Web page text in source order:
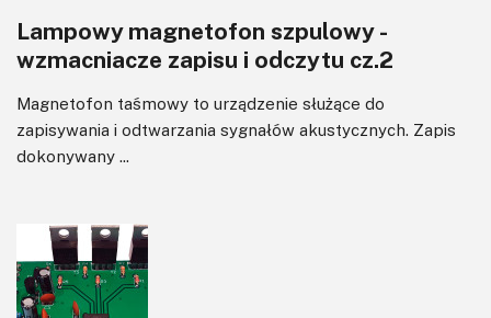
Lampowy magnetofon szpulowy -
wzmacniacze zapisu i odczytu cz.2
Magnetofon taśmowy to urządzenie służące do
zapisywania i odtwarzania sygnałów akustycznych. Zapis
dokonywany ...